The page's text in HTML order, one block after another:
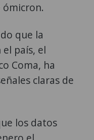
ómicron.
que la
país, el
Coma, ha
claras de
los datos